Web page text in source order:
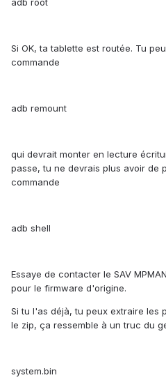
adb root
Si OK, ta tablette est routée. Tu
commande
adb remount
qui devrait monter en lecture
passe, tu ne devrais plus avoir de
commande
adb shell
Essaye de contacter le SAV
pour le firmware d'origine.
Si tu l'as déjà, tu peux extraire les
le zip, ça ressemble à un truc du
system.bin